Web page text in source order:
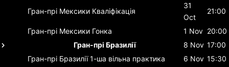
Гран-прі Мексики Кваліфікація
31
Oct
21:00
Гран-прі Мексики Гонка 1 Nov 20:00
Гран-прі Бразилії
8 Nov 17:00
Гран-прі Бразилії 1-ша вільна практика 6 Nov 15:30